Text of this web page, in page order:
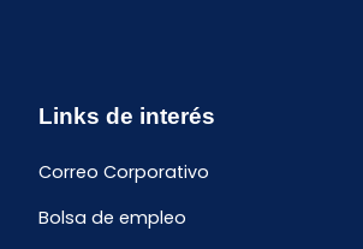
Links de interés
Correo Corporativo
Bolsa de empleo